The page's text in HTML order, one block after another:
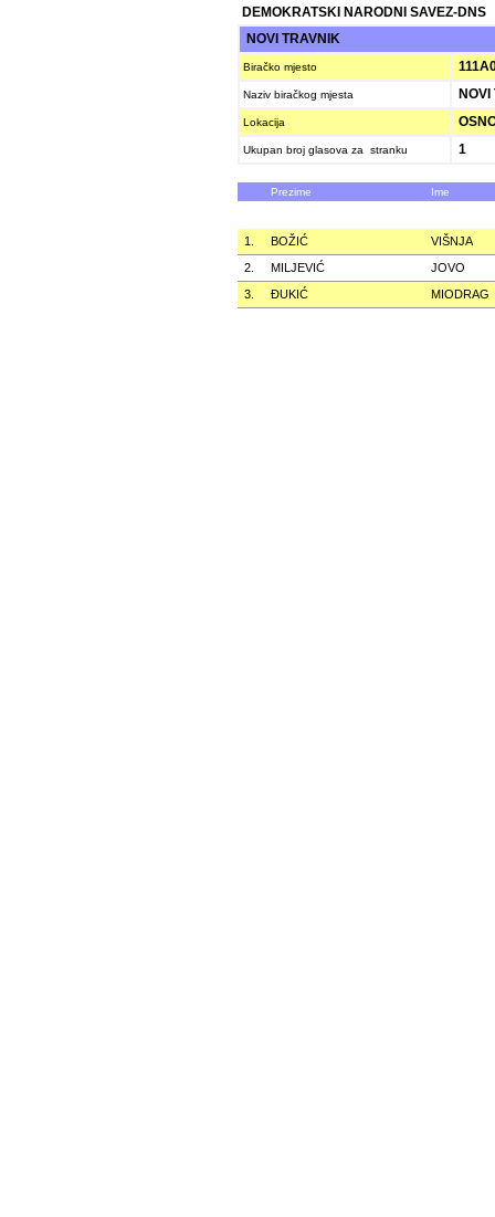
DEMOKRATSKI NARODNI SAVEZ-DNS
NOVI TRAVNIK
Biračko mjesto
Naziv biračkog mjesta NOVI
Lokacija
Ukupan broj glasova za stranku 1
Prezime Ime
1. BOŽIĆ
VIŠNJA
2.
MILJEVIĆ
JOVO
3.
ÐUKIĆ MIODRAG